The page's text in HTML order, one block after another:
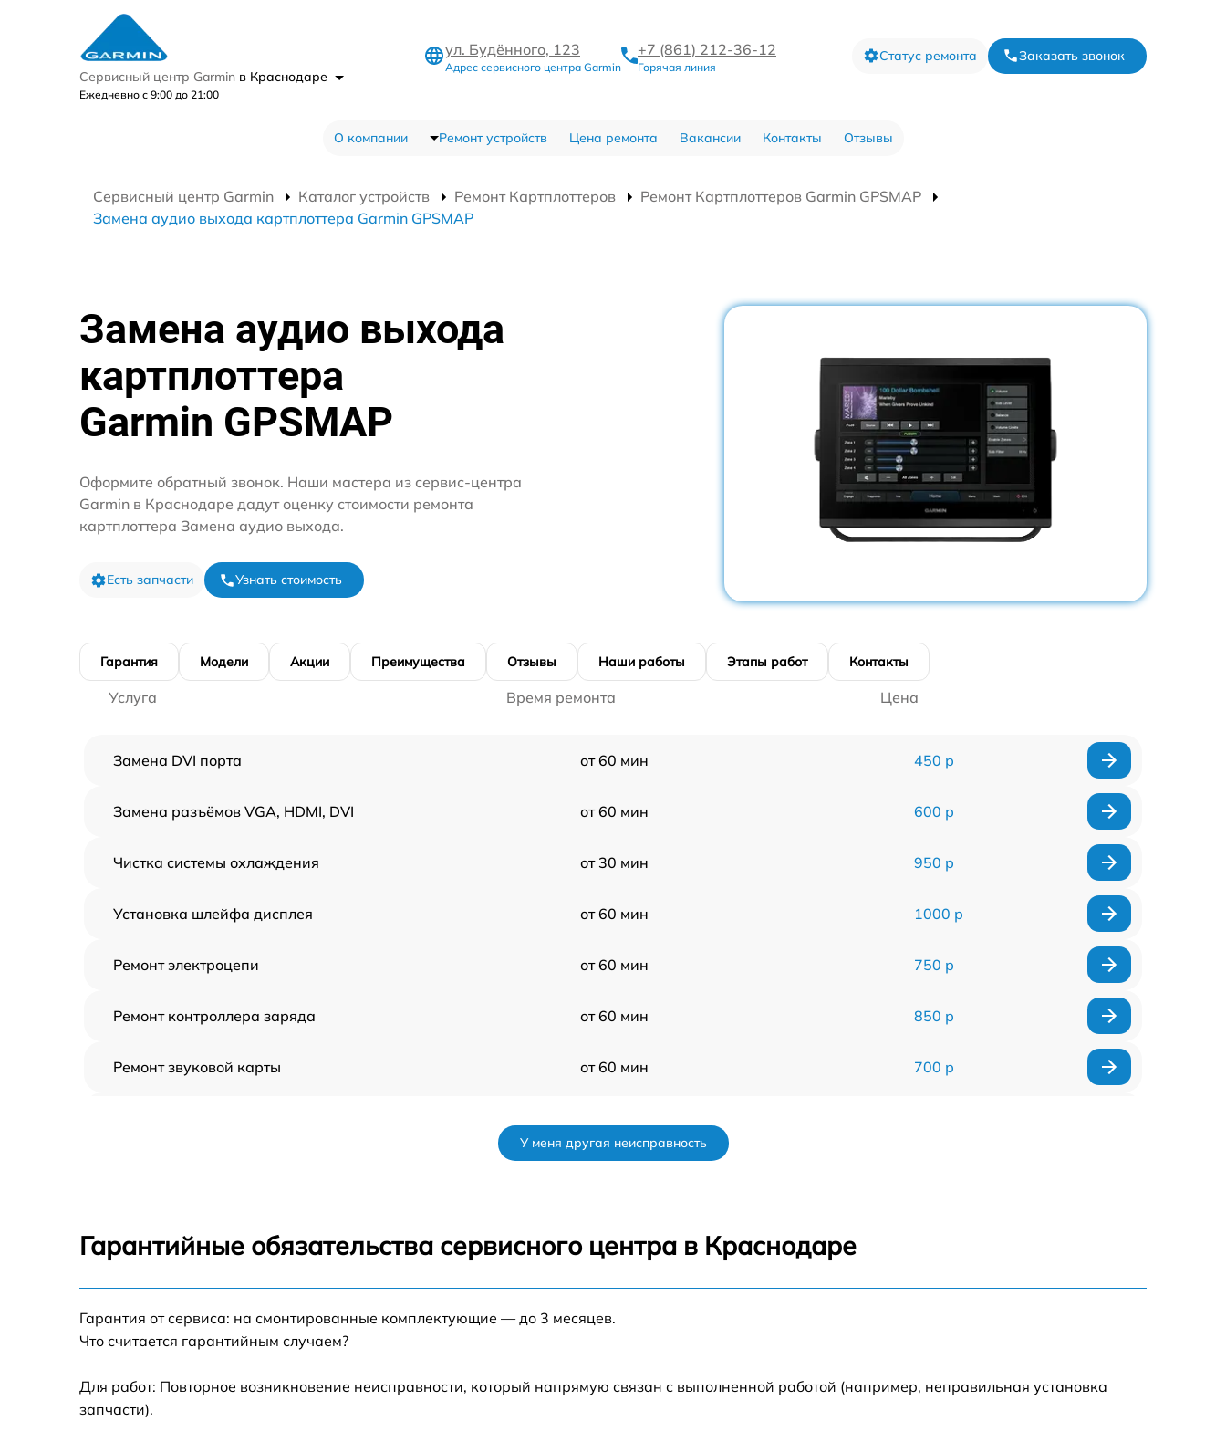
Сервисный центр Garmin в Краснодаре
Ежедневно с 9:00 до 21:00
ул. Будённого, 123
Адрес сервисного центра Garmin
+7 (861) 212-36-12
Горячая линия
Статус ремонта Заказать звонок
О компании Ремонт устройств Цена ремонта Вакансии Контакты Отзывы
Сервисный центр Garmin Каталог устройств Ремонт Картплоттеров
Ремонт Картплоттеров Garmin GPSMAP
Замена аудио выхода картплоттера Garmin GPSMAP
Замена аудио выхода
картплоттера
Garmin GPSMAP
Оформите обратный звонок. Наши мастера из сервис-центра
Garmin в Краснодаре дадут оценку стоимости ремонта
картплоттера Замена аудио выхода.
Есть запчасти Узнать стоимость
Гарантия Модели Акции Преимущества Отзывы Наши работы Этапы работ Контакты
Услуга Время ремонта Цена
Замена DVI порта от 60 мин 450 р
Замена разъёмов VGA, HDMI, DVI от 60 мин 600 р
Чистка системы охлаждения от 30 мин 950 р
Установка шлейфа дисплея от 60 мин 1000 р
Ремонт электроцепи от 60 мин 750 р
Ремонт контроллера заряда от 60 мин 850 р
Ремонт звуковой карты от 60 мин 700 р
Замена станции airport от 60 мин
У меня другая неисправность
Гарантийные обязательства сервисного центра в Краснодаре
Гарантия от сервиса: на смонтированные комплектующие — до 3 месяцев.
Что считается гарантийным случаем?
Для работ: Повторное возникновение неисправности, который напрямую связан с выполненной работой (например, неправильная установка
запчасти).